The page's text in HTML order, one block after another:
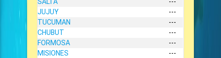
JUJUY
---
TUCUMAN
---
CHUBUT
---
FORMOSA
---
MISIONES
---